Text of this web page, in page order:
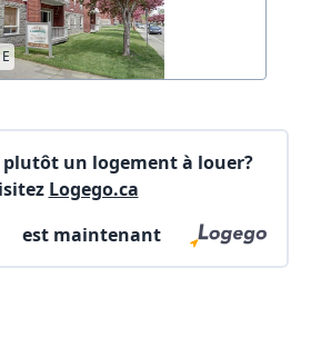
plutôt un logement à louer?
Logego.ca
est maintenant
X Fermer Envoyez
(sera inclus dans courriel)